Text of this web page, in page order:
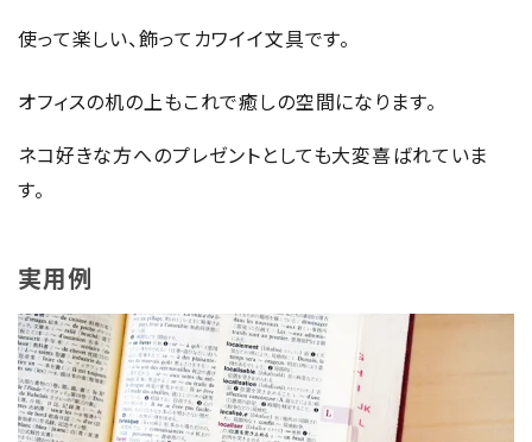
使って楽しい、飾ってカワイイ文具です。
オフィスの机の上もこれで癒しの空間になります。
ネコ好きな方へのプレゼントとしても大変喜ばれていま
す。
実用例